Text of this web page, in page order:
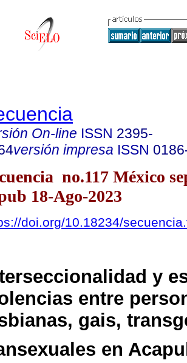
On-line ISSN 2395-
versión impresa ISSN
no.117 México
18-Ago-2023
doi.org/10.18234/
y
entre
gais,
en